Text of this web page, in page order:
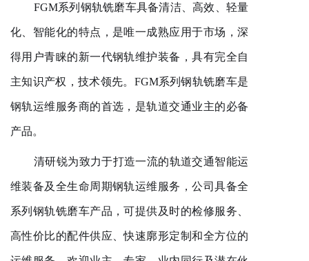
FGM系列钢轨铣磨车具备清洁、高效、轻量
化、智能化的特点，是唯一成熟应用于市场，深
得用户青睐的新一代钢轨维护装备，具有完全自
主知识产权 ，技术领先。 FGM系列钢轨铣磨车是
钢轨运维服务商的首选，是轨道交通业主的必备
产品。
清研锐为致力于打造一流的轨道交通智能运
维装备及全生命周期钢轨运维服务，公司具备全
系列钢轨铣磨车产品，可提供及时的检修服务、
高性价比的配件供应、快速廓形定制和全方位的